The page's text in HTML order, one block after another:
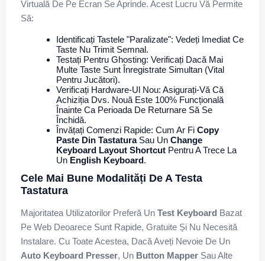
Virtuală De Pe Ecran Se Aprinde. Acest Lucru Vă Permite
Să:
Identificați Tastele "paralizate": Vedeți Imediat Ce
Taste Nu Trimit Semnal.
Testați Pentru Ghosting: Verificați Dacă Mai
Multe Taste Sunt Înregistrate Simultan (vital
Pentru Jucători).
Verificați Hardware-Ul Nou: Asigurați-Vă Că
Achiziția Dvs. Nouă Este 100% Funcțională
Înainte Ca Perioada De Returnare Să Se
Închidă.
Învățați Comenzi Rapide: Cum Ar FiCopy
Paste Din TastaturaSau UnChange
Keyboard Layout Shortcut Pentru A Trece La
Un English Keyboard.
Cele Mai Bune Modalități De A Testa
Tastatura
Majoritatea Utilizatorilor Preferă UnTest Keyboard Bazat
Pe Web Deoarece Sunt Rapide, Gratuite Și Nu Necesită
Instalare. Cu Toate Acestea, Dacă Aveți Nevoie De Un
Auto Keyboard Presser, Un Button Mapper Sau Alte